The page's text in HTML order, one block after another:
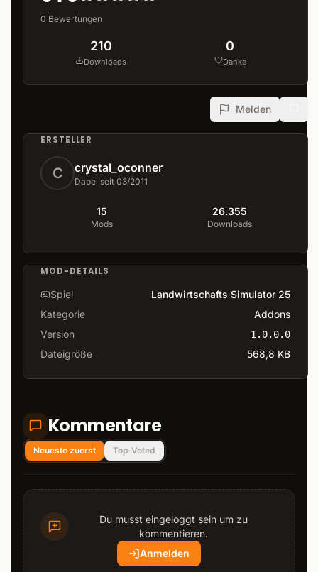
0 Bewertungen
210
Downloads
0
Danke
Melden
ERSTELLER
C crystal_oconner
Dabei seit 03/2011
15
Mods
26.355
Downloads
MOD-DETAILS
Spiel
Landwirtschafts Simulator 25
Kategorie
Addons
Version
1.0.0.0
Dateigröße 568,8 KB
Kommentare
Neueste zuerst Top-Voted
Du musst eingeloggt sein um zu
kommentieren.
Anmelden